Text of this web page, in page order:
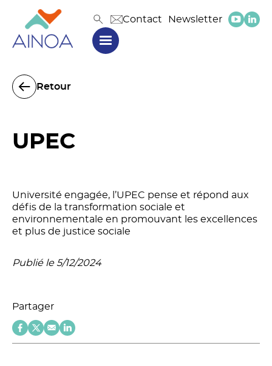
Contact Newsletter
Retour
UPEC
Université engagée, l’UPEC pense et répond aux
défis de la transformation sociale et
environnementale en promouvant les excellences
et plus de justice sociale
Publié le 5/12/2024
Partager